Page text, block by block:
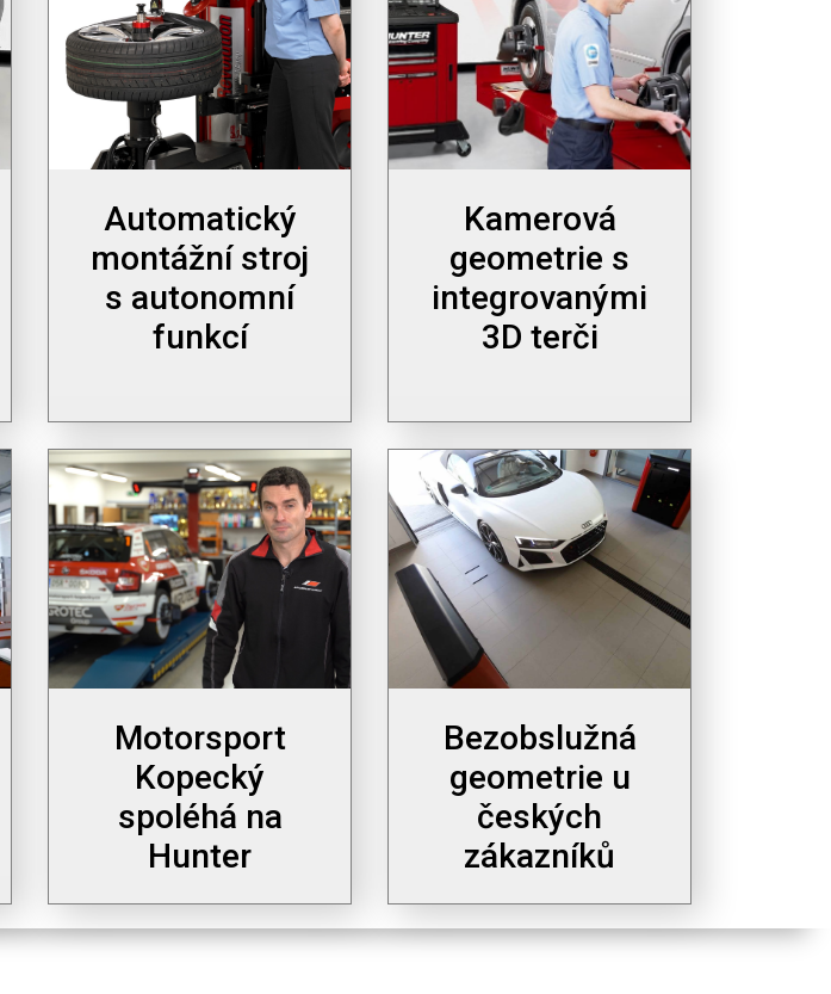
Automatický
montážní stroj
s autonomní
funkcí
Kamerová
geometrie s
integrovanými
3D terči
Motorsport
Kopecký
spoléhá na
Hunter
Bezobslužná
geometrie u
českých
zákazníků